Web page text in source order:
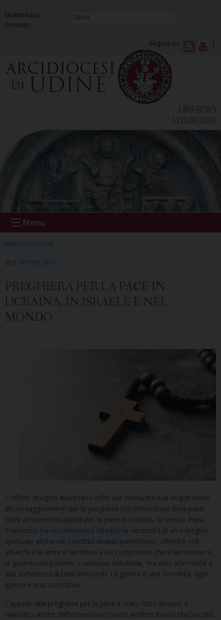
to
content
Multimedia
Contatti
Seguici su
UFFICIO
LITURGICO
Menu
NEWS IN EVIDENZA
9 OTTOBRE 2023
PREGHIERA PER LA PACE IN
UCRAINA, IN ISRAELE E NEL
MONDO
L’Ufficio liturgico diocesano offre alle comunità e ai singoli fedeli
alcuni suggerimenti per la preghiera con l’intenzione della pace.
Oltre ai numerosi appelli per la pace in Ucraina, lo stesso Papa
Francesco ha recentemente ribadito la necessità di un impegno
spirituale anche nel conflitto israelo-palestinese, affinché «Gli
attacchi e le armi si fermino» e «si comprenda che il terrorismo e
la guerra non portano a nessuna soluzione, ma solo alla morte e
alla sofferenza di tanti innocenti. La guerra è una sconfitta: ogni
guerra è una sconfitta!»
L’appello alla preghiera per la pace è stato fatto proprio e
rilanciato anche dall’arcivescovo mons. Andrea Bruno Mazzocato,